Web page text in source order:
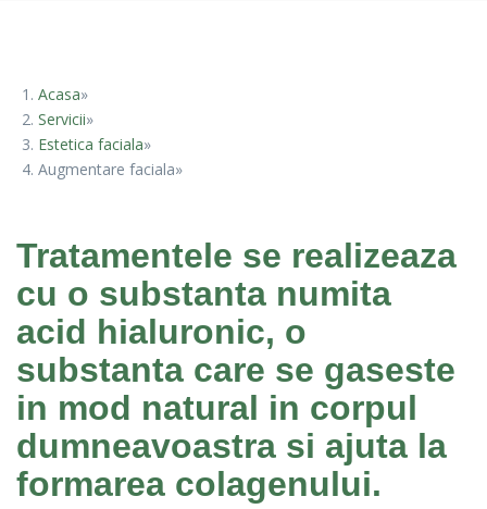
Acasa
Servicii
Estetica faciala
Augmentare faciala
Tratamentele se realizeaza
cu o substanta numita
acid hialuronic, o
substanta care se gaseste
in mod natural in corpul
dumneavoastra si ajuta la
formarea colagenului.